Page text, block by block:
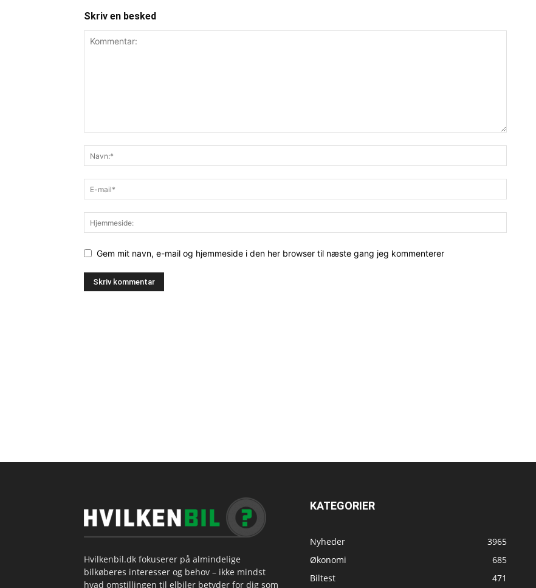
Skriv en besked
Gem mit navn, e-mail og hjemmeside i den her browser til næste gang jeg kommenterer
Hvilkenbil.dk fokuserer på almindelige
bilkøberes interesser og behov – ikke mindst
hvad omstillingen til elbiler betyder for dig som
KATEGORIER
Nyheder
3965
Økonomi
685
Biltest
471